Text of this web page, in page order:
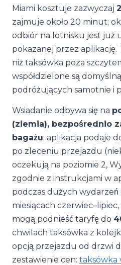
Miami kosztuje zazwyczaj
zajmuje około 20 minut;
odbiór na lotnisku jest już
pokazanej przez aplikację.
niż taksówka poza
współdzielone są
podróżujących samotnie i
Wsiadanie odbywa się na
(ziemia), bezpośrednio
bagażu; aplikacja podaje
po zleceniu przejazdu
oczekują na poziomie 2,
zgodnie z instrukcjami w
podczas dużych
miesiącach
mogą podnieść taryfę do
chwilach taksówka z
opcją przejazdu od drzwi
zestawienie cen: taksówka